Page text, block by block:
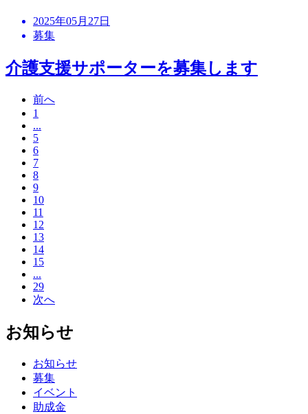
2025年05月27日
募集
介護支援サポーターを募集します
前へ
1
...
5
6
7
8
9
10
11
12
13
14
15
...
29
次へ
お知らせ
お知らせ
募集
イベント
助成金